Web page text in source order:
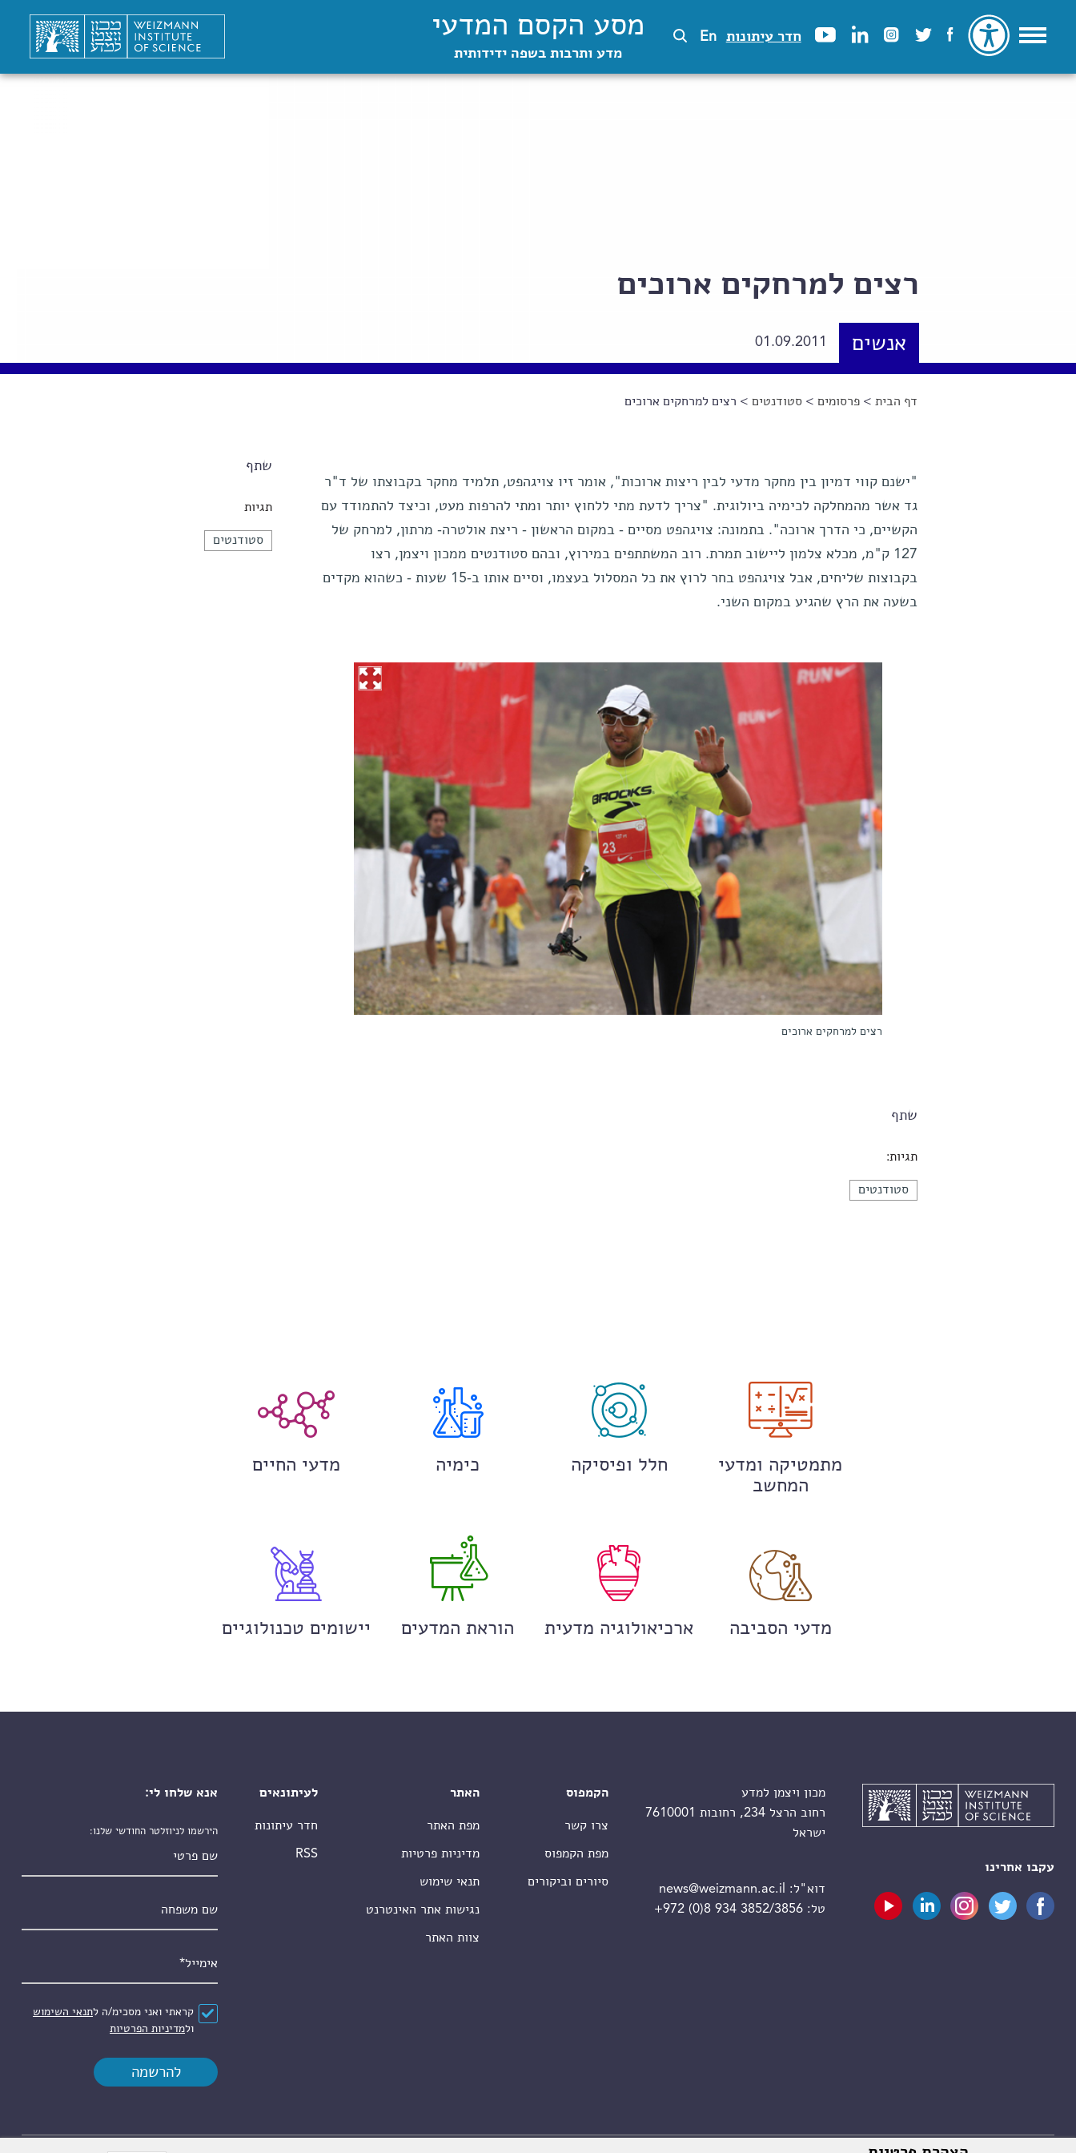
חדר עיתונות En מסע הקסם המדעי
מדע ותרבות בשפה ידידותית
רצים למרחקים ארוכים
אנשים 01.09.2011
הינך נמצא כאן
דף הבית >פרסומים >סטודנטים > רצים למרחקים ארוכים
שתף
תגיות
סטודנטים
"ישנם קווי דמיון בין מחקר מדעי לבין ריצות ארוכות", אומר זיו צויגהפט, תלמיד מחקר בקבוצתו של ד"ר
גד אשר מהמחלקה לכימיה ביולוגית. "צריך לדעת מתי ללחוץ יותר ומתי להרפות מעט, וכיצד להתמודד עם
הקשיים, כי הדרך ארוכה". בתמונה: צויגהפט מסיים - במקום הראשון - ריצת אולטרה- מרתון, למרחק של
127 ק"מ, מכלא צלמון ליישוב תמרת. רוב המשתתפים במירוץ, ובהם סטודנטים ממכון ויצמן, רצו
בקבוצות שליחים, אבל צויגהפט בחר לרוץ את כל המסלול בעצמו, וסיים אותו ב-15 שעות - כשהוא מקדים
בשעה את הרץ שהגיע במקום השני.
רצים למרחקים ארוכים
שתף
תגיות:
סטודנטים
מתמטיקה ומדעי
המחשב
חלל ופיסיקה כימיה מדעי החיים
מדעי הסביבה ארכיאולוגיה מדעית הוראת המדעים יישומים טכנולוגיים
עקבו אחרינו
מכון ויצמן למדע
רחוב הרצל 234, רחובות 7610001
ישראל
דוא"ל:
news@weizmann.ac.il
טל:+972 (0)8 934 3852/3856
הקמפוס
צרו קשר
מפת הקמפוס
סיורים וביקורים
האתר
מפת האתר
מדיניות פרטיות
תנאי שימוש
נגישות אתר האינטרנט
צוות האתר
לעיתונאים
חדר עיתונות
RSS
אנא שלחו לי:
הירשמו לניוזלטר החודשי שלנו:
הסכם*
קראתי ואני מסכימ/ה לתנאי השימוש
ולמדיניות הפרטיות